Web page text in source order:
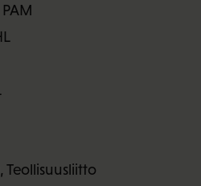
Teollisuusliitto